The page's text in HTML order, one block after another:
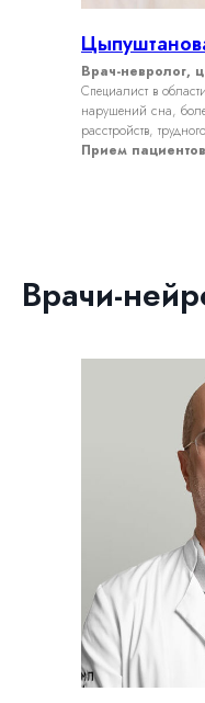
Врач-невролог,
Специалист в
нарушений сна,
расстройств,
Прием
Врачи-